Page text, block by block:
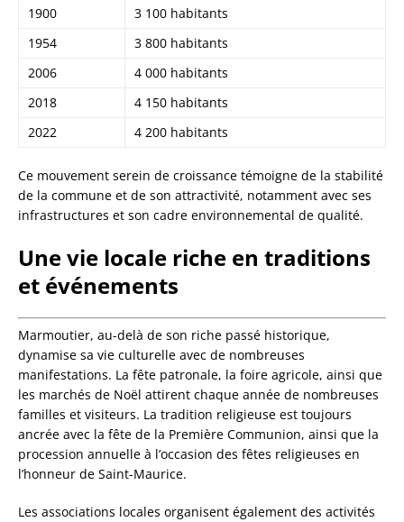
1900
3 100 habitants
1954
3 800 habitants
2006
4 000 habitants
2018
4 150 habitants
2022
4 200 habitants
Ce mouvement serein de croissance témoigne de la stabilité
de la commune et de son attractivité, notamment avec ses
infrastructures et son cadre environnemental de qualité.
Une vie locale riche en traditions
et événements
Marmoutier, au-delà de son riche passé historique,
dynamise sa vie culturelle avec de nombreuses
manifestations. La fête patronale, la foire agricole, ainsi que
les marchés de Noël attirent chaque année de nombreuses
familles et visiteurs. La tradition religieuse est toujours
ancrée avec la fête de la Première Communion, ainsi que la
procession annuelle à l’occasion des fêtes religieuses en
l’honneur de Saint-Maurice.
Les associations locales organisent également des activités